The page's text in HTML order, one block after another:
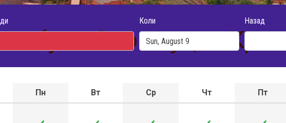
Коли Назад
Оломоуць -
Пн Вт Ср Чт Пт